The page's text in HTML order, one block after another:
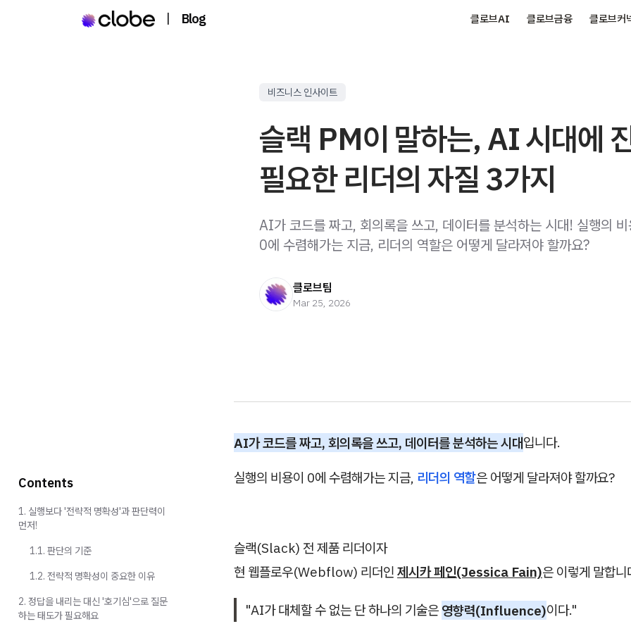
| Blog 클로브AI 클로브금융 클로브커
비즈니스 인사이트
슬랙 PM이 말하는, AI 시대에
필요한 리더의 자질 3가지
AI가 코드를 짜고, 회의록을 쓰고, 데이터를 분석하는 시대! 실행의
0에 수렴해가는 지금, 리더의 역할은 어떻게 달라져야 할까요?
클로브팀
Mar 25, 2026
AI가 코드를 짜고, 회의록을 쓰고, 데이터를 분석하는 시대입니다.
실행의 비용이 0에 수렴해가는 지금, 리더의 역할은 어떻게 달라져야 할까요?
슬랙(Slack) 전 제품 리더이자
현 웹플로우(Webflow) 리더인 제시카 페인(Jessica Fain)은 이렇게 말합니
"AI가 대체할 수 없는 단 하나의 기술은 영향력(Influence)이다."
Contents
1. 실행보다 '전략적 명확성'과 판단력이
먼저!
1.1. 판단의 기준
1.2. 전략적 명확성이 중요한 이유
2. 정답을 내리는 대신 '호기심'으로 질문
하는 태도가 필요해요